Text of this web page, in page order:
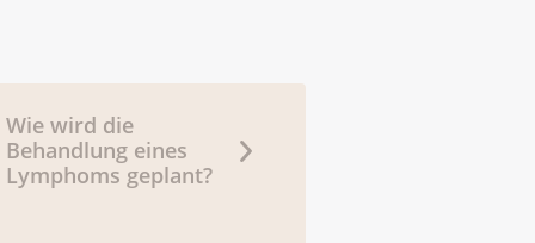
Deutsches
systems-who-
Wie wird die
Behandlung eines
Lymphoms geplant?